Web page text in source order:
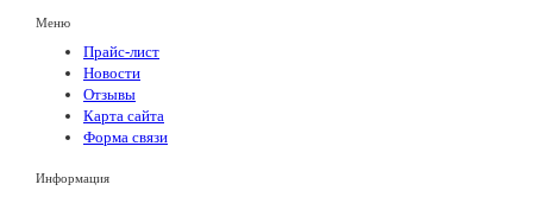
Меню
Прайс-лист
Новости
Отзывы
Карта сайта
Форма связи
Информация